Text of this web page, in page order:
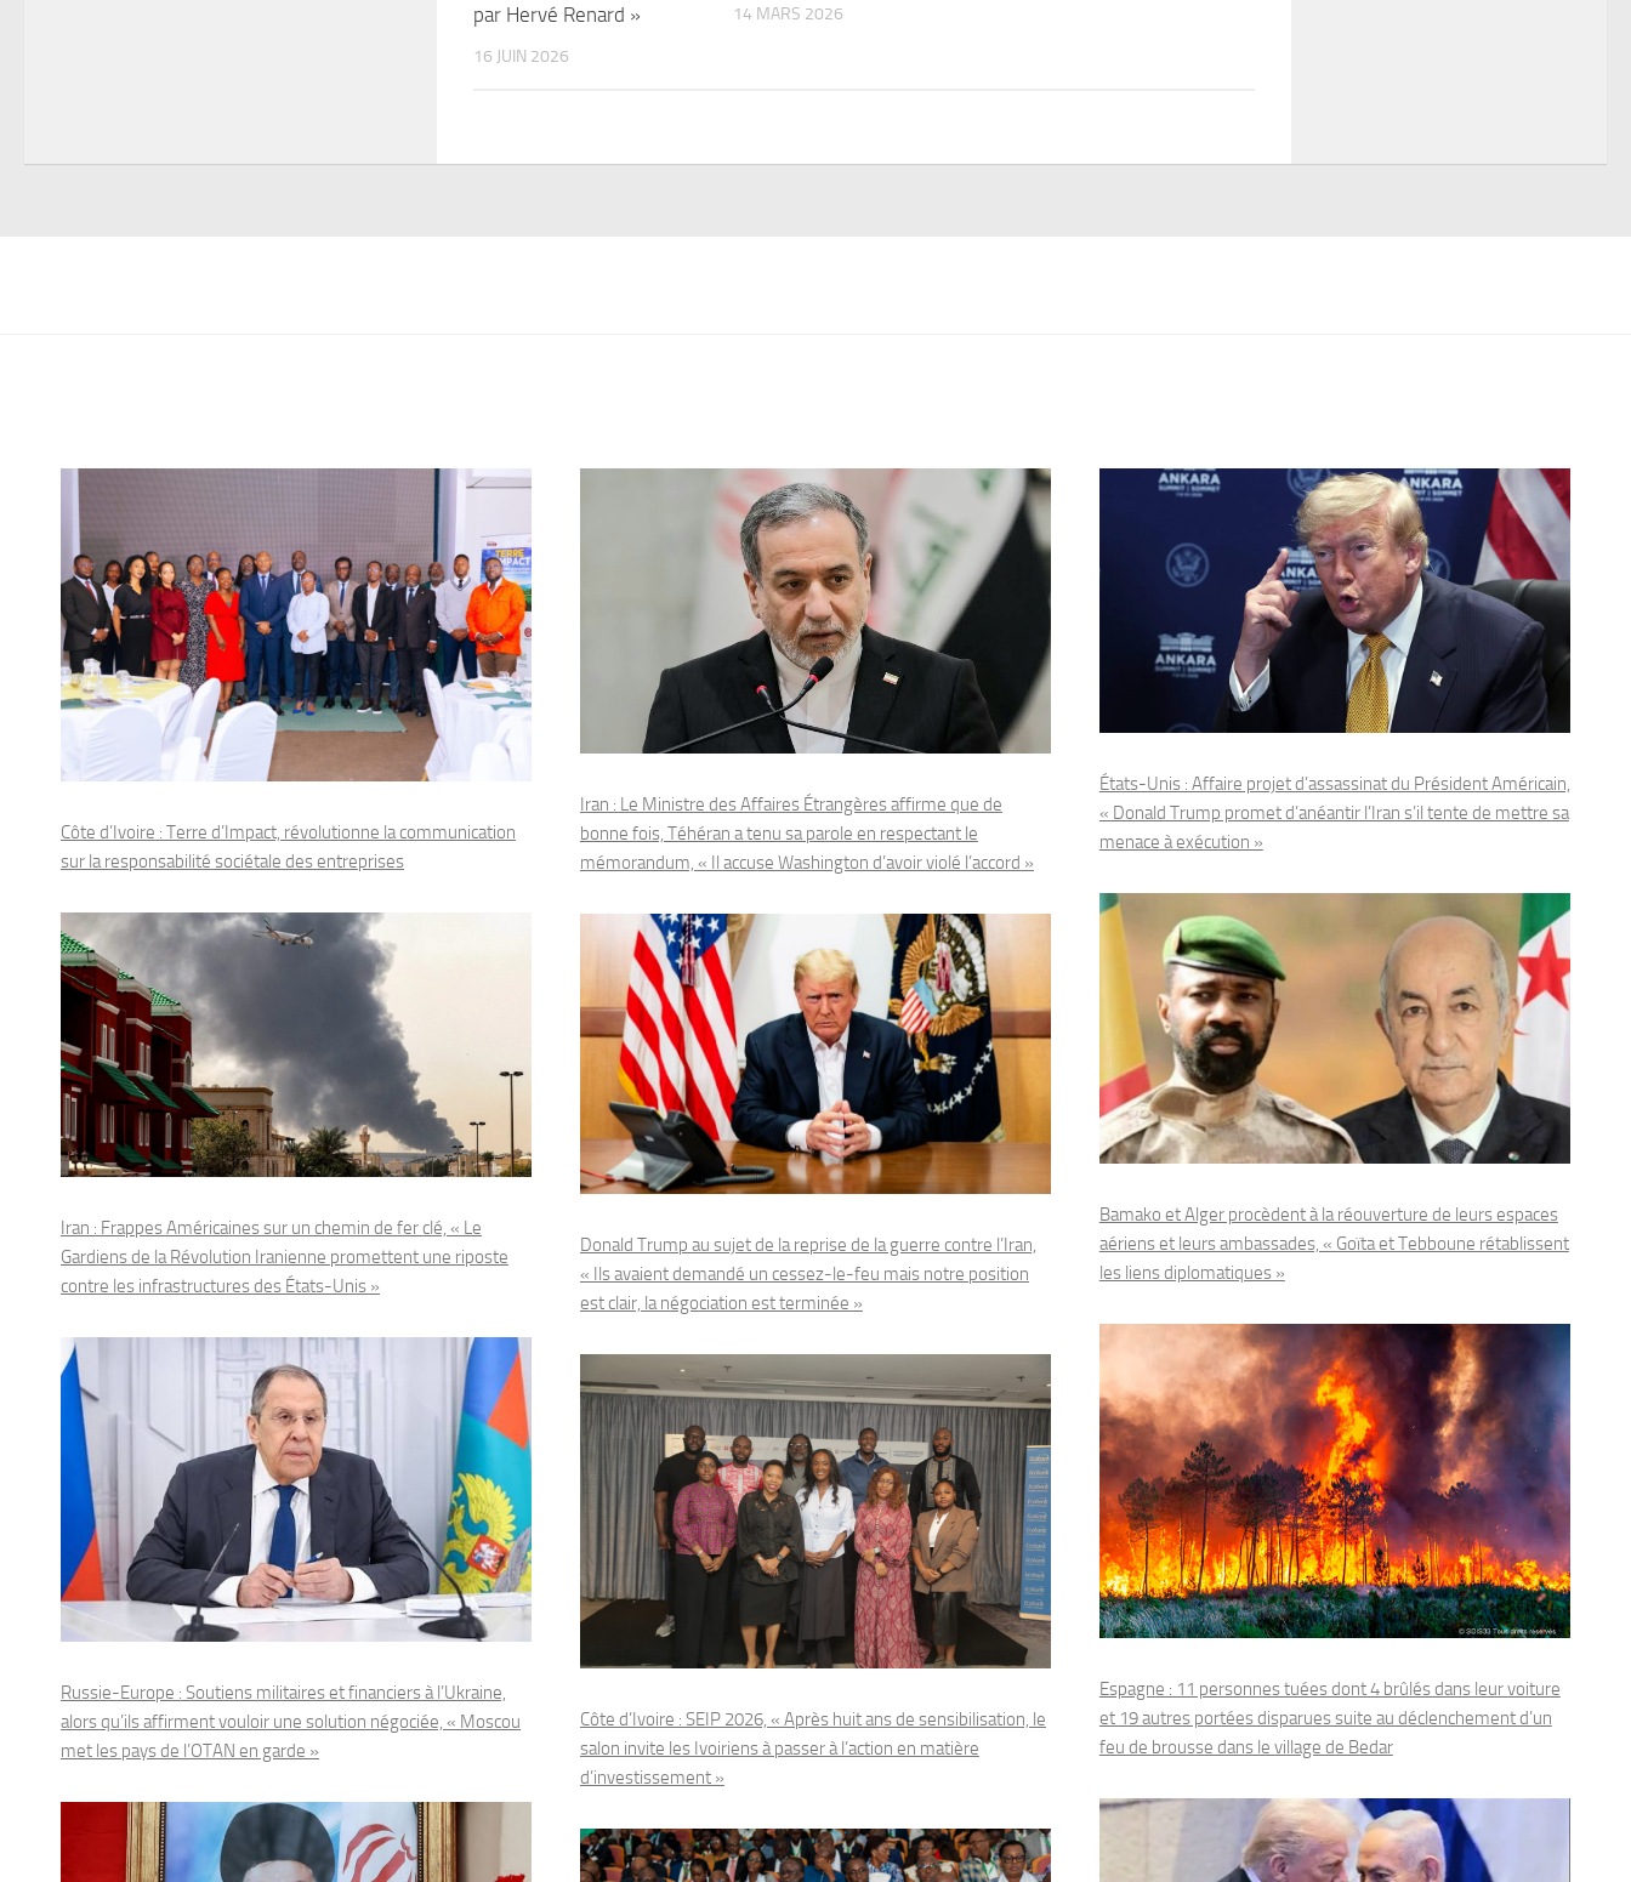
par Hervé Renard »
16 JUIN 2026
14 MARS 2026
Côte d’Ivoire : Terre d’Impact, révolutionne la communication
sur la responsabilité sociétale des entreprises
Iran : Frappes Américaines sur un chemin de fer clé, « Le
Gardiens de la Révolution Iranienne promettent une riposte
contre les infrastructures des États-Unis »
Russie-Europe : Soutiens militaires et financiers à l’Ukraine,
alors qu’ils affirment vouloir une solution négociée, « Moscou
met les pays de l’OTAN en garde »
Iran : Le Ministre des Affaires Étrangères affirme que de
bonne fois, Téhéran a tenu sa parole en respectant le
mémorandum, « Il accuse Washington d’avoir violé l’accord »
Donald Trump au sujet de la reprise de la guerre contre l’Iran,
« Ils avaient demandé un cessez-le-feu mais notre position
est clair, la négociation est terminée »
Côte d’Ivoire : SEIP 2026, « Après huit ans de sensibilisation, le
salon invite les Ivoiriens à passer à l’action en matière
d’investissement »
États-Unis : Affaire projet d’assassinat du Président Américain,
« Donald Trump promet d’anéantir l’Iran s’il tente de mettre sa
menace à exécution »
Bamako et Alger procèdent à la réouverture de leurs espaces
aériens et leurs ambassades, « Goïta et Tebboune rétablissent
les liens diplomatiques »
Espagne : 11 personnes tuées dont 4 brûlés dans leur voiture
et 19 autres portées disparues suite au déclenchement d’un
feu de brousse dans le village de Bedar